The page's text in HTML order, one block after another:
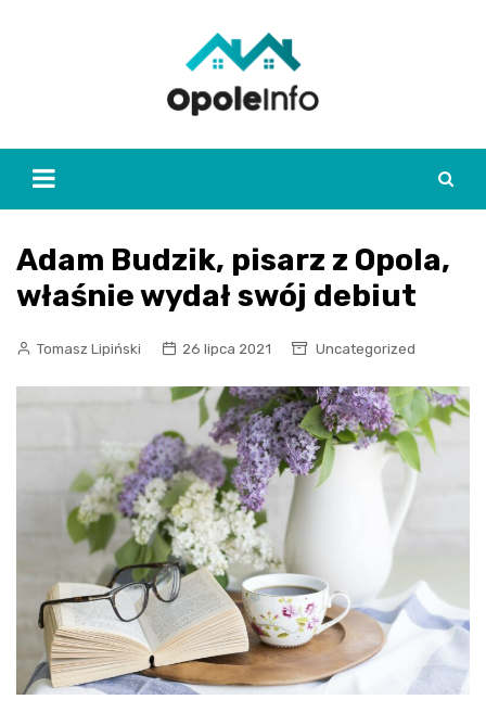
Adam Budzik, pisarz z Opola,
właśnie wydał swój debiut
Tomasz Lipiński 26 lipca 2021 Uncategorized